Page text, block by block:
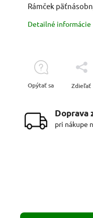
Rámček
Detailné informácie
Opýtať sa Zdieľať
Doprava
pri nákupe